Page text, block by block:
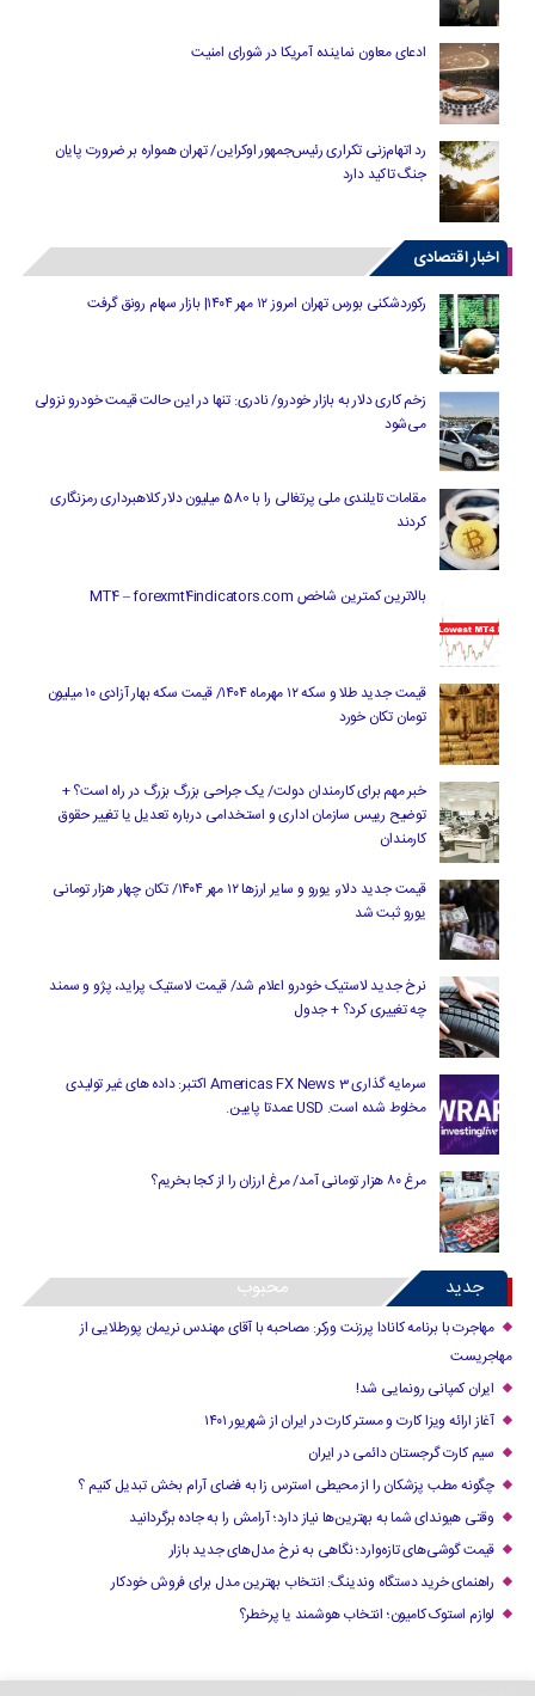
ادعای معاون نماینده آمریکا در شورای امنیت
رد اتهام‌زنی تکراری رئیس‌جمهور اوکراین/ تهران همواره بر ضرورت پایان
جنگ تاکید دارد
اخبار اقتصادی
رکوردشکنی بورس تهران امروز ۱۲ مهر ۱۴۰۴| بازار سهام رونق گرفت
زخم کاری دلار به بازار خودرو/ نادری: تنها در این حالت قیمت خودرو نزولی
می‌شود
مقامات تایلندی ملی پرتغالی را با 580 میلیون دلار کلاهبرداری رمزنگاری
کردند
بالاترین کمترین شاخص MT4 – forexmt4indicators.com
قیمت جدید طلا و سکه ۱۲ مهرماه ۱۴۰۴/ قیمت سکه بهار آزادی ۱۰ میلیون
تومان تکان خورد
خبر مهم برای کارمندان دولت/ یک جراحی بزرگ بزرگ در راه است؟ +
توضیح رییس سازمان اداری و استخدامی درباره تعدیل یا تغییر حقوق
کارمندان
قیمت جدید دلار، یورو و سایر ارزها ۱۲ مهر ۱۴۰۴/ تکان چهار هزار تومانی
یورو ثبت شد
نرخ جدید لاستیک خودرو اعلام شد/ قیمت لاستیک پراید، پژو و سمند
چه تغییری کرد؟ + جدول
سرمایه گذاری Americas FX News 3 اکتبر: داده های غیر تولیدی
مخلوط شده است. USD عمدتا پایین.
مرغ ۸۰ هزار تومانی آمد/ مرغ ارزان را از کجا بخریم؟
جدید محبوب
مهاجرت با برنامه کانادا پرزنت ورکر: مصاحبه با آقای مهندس نریمان پورطلایی از
مهاجریست
ایران کمپانی رونمایی شد!
آغاز ارائه ویزا کارت و مستر کارت در ایران از شهریور ۱۴۰۱
سیم کارت گرجستان دائمی در ایران
چگونه مطب پزشکان را از محیطی استرس زا به فضای آرام بخش تبدیل کنیم ؟
وقتی هیوندای شما به بهترین‌ها نیاز دارد؛ آرامش را به جاده برگردانید
قیمت گوشی‌های تازه‌وارد؛ نگاهی به نرخ مدل‌های جدید بازار
راهنمای خرید دستگاه وندینگ: انتخاب بهترین مدل برای فروش خودکار
لوازم استوک کامیون؛ انتخاب هوشمند یا پرخطر؟